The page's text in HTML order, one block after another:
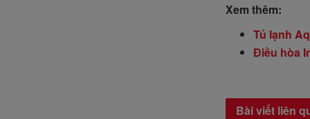
Xem thêm:
Tủ lạnh
Điều hòa
Bài viết liên